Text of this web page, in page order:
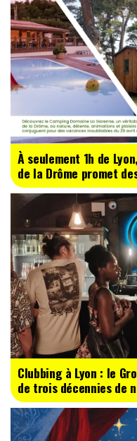
À seulement 1h de
de la Drôme promet
Clubbing à Lyon : le
de trois décennies de